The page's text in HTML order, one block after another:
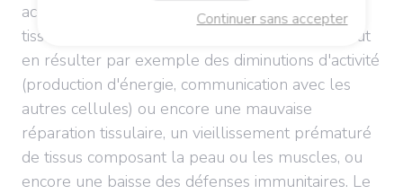
accélère le processus naturel de vieillissement
tissulaire notamment au niveau de l'ADN. Il peut
en résulter par exemple des diminutions d'activité
(production d'énergie, communication avec les
autres cellules) ou encore une mauvaise
réparation tissulaire, un vieillissement prématuré
de tissus composant la peau ou les muscles, ou
encore une baisse des défenses immunitaires. Le
Continuer sans accepter